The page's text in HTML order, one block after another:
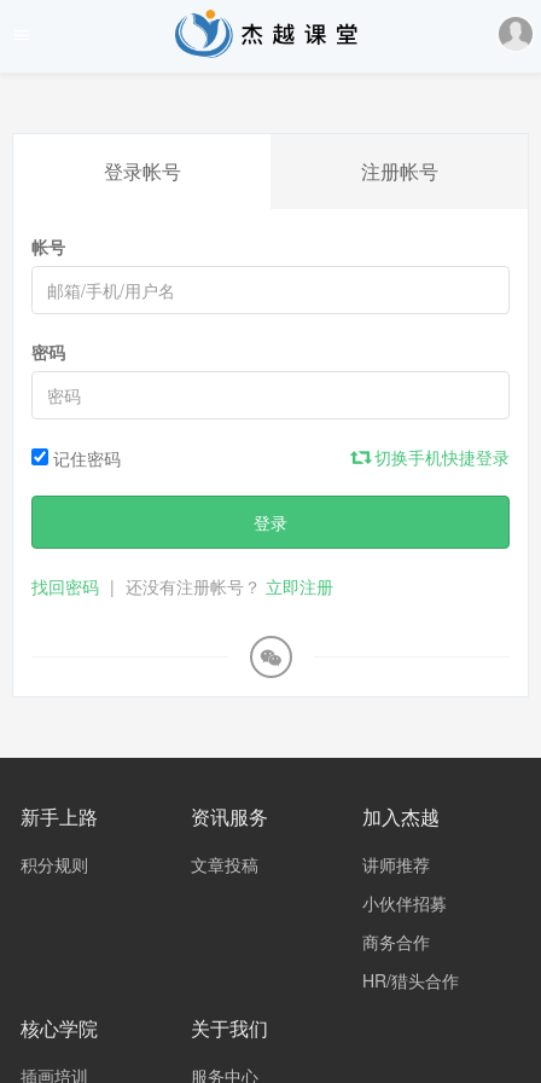
登录帐号 注册帐号
帐号
密码
记住密码 切换手机快捷登录
登录
找回密码 | 还没有注册帐号？ 立即注册
新手上路
积分规则
资讯服务
文章投稿
加入杰越
讲师推荐
小伙伴招募
商务合作
HR/猎头合作
核心学院
插画培训
关于我们
服务中心